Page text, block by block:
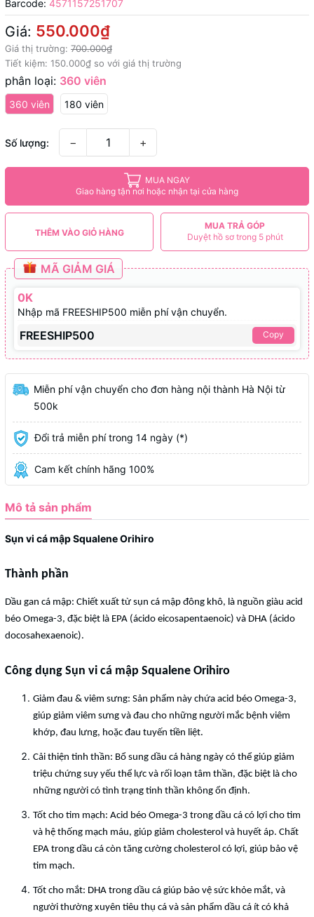
Barcode: 4571157251707
Giá: 550.000₫
Giá thị trường: 700.000₫
Tiết kiệm: 150.000₫ so với giá thị trường
phân loại: 360 viên
360 viên 180 viên
Số lượng: − +
MUA NGAY
Giao hàng tận nơi hoặc nhận tại cửa hàng
THÊM VÀO GIỎ HÀNG
MUA TRẢ GÓP
Duyệt hồ sơ trong 5 phút
MÃ GIẢM GIÁ
0K
Nhập mã FREESHIP500 miễn phí vận chuyển.
FREESHIP500 Copy
Miễn phí vận chuyển cho đơn hàng nội thành Hà Nội từ
500k
Đổi trả miễn phí trong 14 ngày (*)
Cam kết chính hãng 100%
Mô tả sản phẩm
Sụn vi cá mập Squalene Orihiro
Thành phần
Dầu gan cá mập: Chiết xuất từ sụn cá mập đông khô, là nguồn giàu acid
béo Omega-3, đặc biệt là EPA (ácido eicosapentaenoic) và DHA (ácido
docosahexaenoic).
Công dụng Sụn vi cá mập Squalene Orihiro
Giảm đau & viêm sưng: Sản phẩm này chứa acid béo Omega-3,
giúp giảm viêm sưng và đau cho những người mắc bệnh viêm
khớp, đau lưng, hoặc đau tuyến tiền liệt.
Cải thiện tinh thần: Bổ sung dầu cá hàng ngày có thể giúp giảm
triệu chứng suy yếu thể lực và rối loạn tâm thần, đặc biệt là cho
những người có tình trạng tinh thần không ổn định.
Tốt cho tim mạch: Acid béo Omega-3 trong dầu cá có lợi cho tim
và hệ thống mạch máu, giúp giảm cholesterol và huyết áp. Chất
EPA trong dầu cá còn tăng cường cholesterol có lợi, giúp bảo vệ
tim mạch.
Tốt cho mắt: DHA trong dầu cá giúp bảo vệ sức khỏe mắt, và
người thường xuyên tiêu thụ cá và sản phẩm dầu cá ít có khả